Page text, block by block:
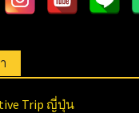
Trip ญี่ปุ่น